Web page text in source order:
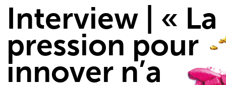
Interview | « La
pression pour
innover n’a